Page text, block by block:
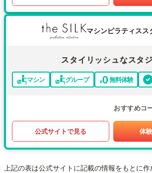
マシンピラティスス
スタイリッシュなスタ
マシン グループ 無料体験
おすすめコ
公式サイトで見る 体
上記の表は公式サイトに記載の情報をもとに